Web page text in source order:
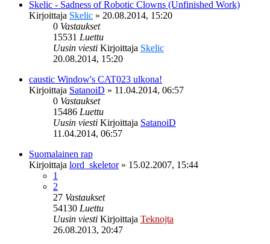
Skelic - Sadness of Robotic Clowns (Unfinished Work)
Kirjoittaja Skelic » 20.08.2014, 15:20
0 Vastaukset
15531 Luettu
Uusin viesti Kirjoittaja Skelic
20.08.2014, 15:20
caustic Window's CAT023 ulkona!
Kirjoittaja SatanoiD » 11.04.2014, 06:57
0 Vastaukset
15486 Luettu
Uusin viesti Kirjoittaja SatanoiD
11.04.2014, 06:57
Suomalainen rap
Kirjoittaja lord_skeletor» 15.02.2007, 15:44
1
2
27 Vastaukset
54130 Luettu
Uusin viesti Kirjoittaja Teknojta
26.08.2013, 20:47